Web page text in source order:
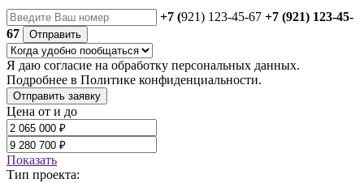
+7 (921) 123-45-67 +7 (921) 123-45-
67
Отправить
Я даю согласие на обработку персональных данных.
Подробнее в Политике конфиденциальности.
Отправить заявку
Цена от и до
Показать
Тип проекта: